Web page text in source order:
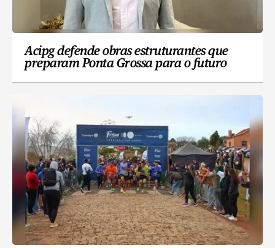
Acipg defende obras estruturantes que
preparam Ponta Grossa para o futuro